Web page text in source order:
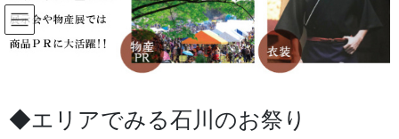
コ
ン
テ
移
ナ
ビ
ゲ
ン
すべての記事
すべての記事 お祭用品・品目
獅子舞・衣裳・別仕立・小物
◆エリアでみる石川のお祭り